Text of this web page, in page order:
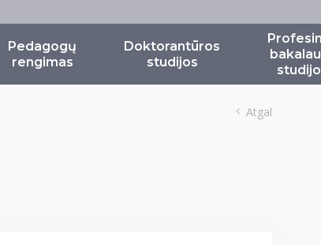
Pedagogų
rengimas
Doktorantūros
studijos
Atgal